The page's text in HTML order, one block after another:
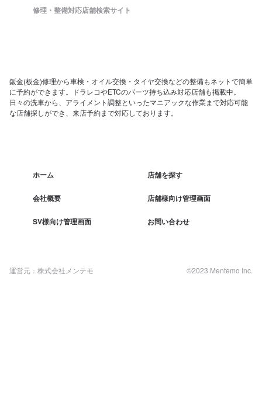
修理・整備対応店舗検索サイト
鈑金(板金)修理から車検・オイル交換・タイヤ交換などの整備もネットで簡単
に予約ができます。ドラレコやETCのパーツ持ち込み対応店舗も掲載中。
日々の洗車から、アライメント調整といったマニアックな作業まで対応可能
な店舗探しができ、来店予約まで対応しております。
ホーム 店舗を探す
会社概要 店舗様向け管理画面
SV様向け管理画面 お問い合わせ
運営元：株式会社メンテモ ©2023 Mentemo Inc.